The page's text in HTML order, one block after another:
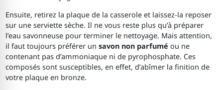
Ensuite, retirez la plaque de la casserole et laissez-la reposer
sur une serviette sèche. Il ne vous reste plus qu’à préparer
l’eau savonneuse pour terminer le nettoyage. Mais attention,
il faut toujours préférer unsavon non parfumé ou ne
contenant pas d’ammoniaque ni de pyrophosphate. Ces
composés sont susceptibles, en effet, d’abîmer la finition de
votre plaque en bronze.